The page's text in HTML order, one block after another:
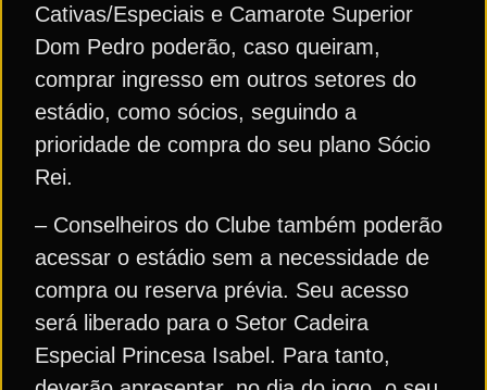
Cativas/Especiais e Camarote Superior
Dom Pedro poderão, caso queiram,
comprar ingresso em outros setores do
estádio, como sócios, seguindo a
prioridade de compra do seu plano Sócio
Rei.
– Conselheiros do Clube também poderão
acessar o estádio sem a necessidade de
compra ou reserva prévia. Seu acesso
será liberado para o Setor Cadeira
Especial Princesa Isabel. Para tanto,